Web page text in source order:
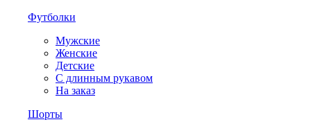
Футболки
Мужские
Женские
Детские
С длинным рукавом
На заказ
Шорты